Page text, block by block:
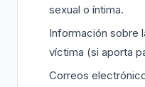
sexual o íntima.
Información sobre
víctima (si aporta
Correos